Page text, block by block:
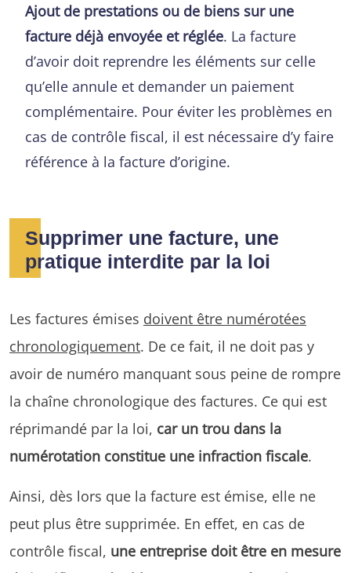
Ajout de prestations ou de biens sur une
facture déjà envoyée et réglée. La facture
d’avoir doit reprendre les éléments sur celle
qu’elle annule et demander un paiement
complémentaire. Pour éviter les problèmes en
cas de contrôle fiscal, il est nécessaire d’y faire
référence à la facture d’origine.
Supprimer une facture, une
pratique interdite par la loi
Les factures émises doivent être numérotées
chronologiquement. De ce fait, il ne doit pas y
avoir de numéro manquant sous peine de rompre
la chaîne chronologique des factures. Ce qui est
réprimandé par la loi, car un trou dans la
numérotation constitue une infraction fiscale.
Ainsi, dès lors que la facture est émise, elle ne
peut plus être supprimée. En effet, en cas de
contrôle fiscal, une entreprise doit être en mesure